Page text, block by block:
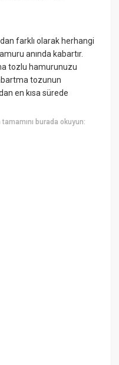
farklı olarak herhangi
anında kabartır.
tozlu hamurunuzu
tozunun
en kısa sürede
tamamını burada okuyun: